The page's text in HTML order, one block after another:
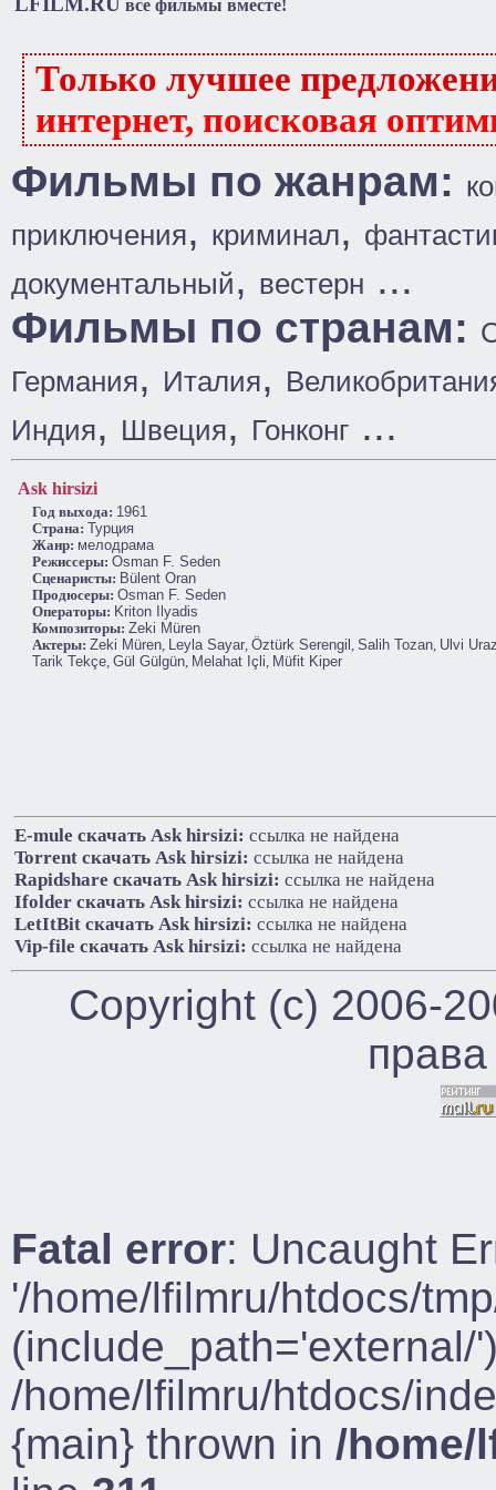
все фильмы вместе!
Только лучшее
интернет, поисковая
Фильмы по жанрам:
приключения, криминал,
документальный, вестерн ...
Фильмы по странам:
Германия, Италия,
Индия, Швеция, Гонконг ...
Ask hirsizi
Год выхода: 1961
Cтрана:
Турция
Жанр: мелодрама
Режиссеры: Osman F. Seden
Сценаристы: Bülent Oran
Продюсеры: Osman F. Seden
Операторы: Kriton Ilyadis
Композиторы: Zeki Müren
Актеры: Zeki Müren, Leyla Sayar, Öztürk Serengil , Salih Tozan, Ulvi
Tarik Tekçe, Gül Gülgün, Melahat Içli, Müfit Kiper
E-mule cкачать Ask hirsizi: ссылка не найдена
Torrent cкачать Ask hirsizi: ссылка не найдена
Rapidshare cкачать Ask hirsizi: ссылка не найдена
Ifolder cкачать Ask hirsizi: ссылка не найдена
LetItBit cкачать Ask hirsizi: ссылка не найдена
Vip-file cкачать Ask hirsizi: ссылка не найдена
Copyright (c) 2006-
Fatal error: Uncaught
'/home/lfilmru/htdocs/
(include_path='external/
/home/lfilmru/htdocs/
{main} thrown in /home/